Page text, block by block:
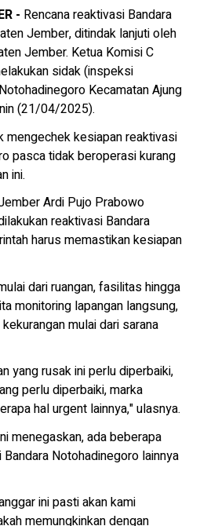
- Rencana reaktivasi Bandara
Jember, ditindak lanjuti oleh
Jember. Ketua Komisi C
sidak (inspeksi
Kecamatan Ajung
(21/04/2025).
mengechek kesiapan reaktivasi
pasca tidak beroperasi kurang
ini.
Ardi Pujo Prabowo
reaktivasi Bandara
harus memastikan kesiapan
dari ruangan, fasilitas hingga
monitoring lapangan langsung,
mulai dari sarana
yang rusak ini perlu diperbaiki,
perlu diperbaiki, marka
hal urgent lainnya," ulasnya.
menegaskan, ada beberapa
Notohadinegoro lainnya
ini pasti akan kami
memungkinkan dengan